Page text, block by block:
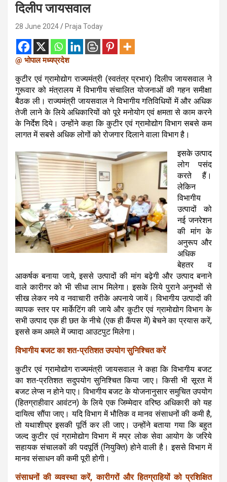
दिलीप जायसवाल
28 June 2024 Praja Today
@ भोपाल मध्यप्रदेश
कुटीर एवं ग्रामोद्योग राज्यमंत्री (स्वतंत्र प्रभार) दिलीप जायसवाल ने
गुरूवार को मंत्रालय में विभागीय संचालित योजनाओं की गहन समीक्षा
बैठक ली। राज्यमंत्री जायसवाल ने विभागीय गतिविधियों में और अधिक
तेजी लाने के लिये अधिकारियों को पूरे मनोयोग एवं क्षमता से काम करने
के निर्देश दिये। उन्होंने कहा कि कुटीर एवं ग्रामोद्योग विभाग सबसे कम
लागत में सबसे अधिक लोगों को रोजगार दिलाने वाला विभाग है।
इसके उत्पाद
लोग पसंद
करते हैं।
लेकिन
विभागीय
उत्पादों को
नई जनरेशन
की मांग के
अनुरूप और
अधिक
बेहतर व
आकर्षक बनाया जाये, इससे उत्पादों की मांग बढ़ेगी और उत्पाद बनाने
वाले कारीगर को भी सीधा लाभ मिलेगा। इसके लिये पुराने अनुभवों से
सीख लेकर नये व नवाचारी तरीके अपनाये जायें। विभागीय उत्पादों की
व्यापक स्तर पर मार्केटिंग की जाये और कुटीर एवं ग्रामोद्योग विभाग के
सभी उत्पाद एक ही छत के नीचे (एक ही कैंपस में) बेचने का प्रयास करें,
इससे कम अमले में ज्यादा आउटपुट मिलेगा।
विभागीय बजट का शत-प्रतिशत उपयोग सुनिश्चित करें
कुटीर एवं ग्रामोद्योग राज्यमंत्री जायसवाल ने कहा कि विभागीय बजट
का शत-प्रतिशत सदुपयोग सुनिश्चित किया जाए। किसी भी सूरत में
बजट लेप्स न होने पाए। विभागीय बजट के योजनानुसार समुचित उपयोग
(हितग्राहीवार आवंटन) के लिये एक जिम्मेदार वरिष्ठ अधिकारी को यह
दायित्व सौंपा जाए। यदि विभाग में भौतिक व मानव संसाधनों की कमी है,
तो यथाशीघ्र इसकी पूर्ति कर ली जाए। उन्होंने बताया गया कि बहुत
जल्द कुटीर एवं ग्रामोद्योग विभाग में मप्र लोक सेवा आयोग के जरिये
सहायक संचालकों की पदपूर्ति (नियुक्ति) होने वाली है। इससे विभाग में
मानव संसाधन की कमी पूरी होगी।
संसाधनों की व्यवस्था करें, कारीगरों और हितग्राहियों को प्रशिक्षित